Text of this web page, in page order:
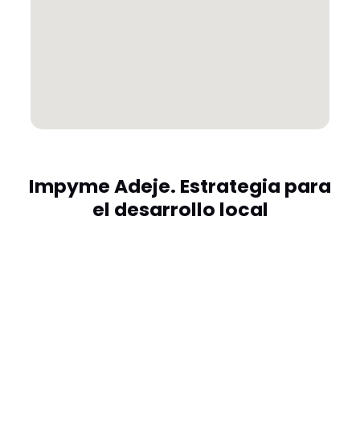
Impyme Adeje. Estrategia para
el desarrollo local